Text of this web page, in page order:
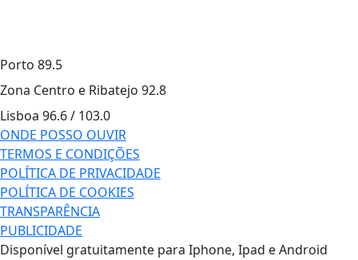
Porto 89.5
Zona Centro e Ribatejo 92.8
Lisboa 96.6 / 103.0
ONDE POSSO OUVIR
TERMOS E CONDIÇÕES
POLÍTICA DE PRIVACIDADE
POLÍTICA DE COOKIES
TRANSPARÊNCIA
PUBLICIDADE
Disponível gratuitamente para Iphone, Ipad e Android